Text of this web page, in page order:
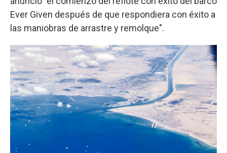
Ever Given después de que respondiera con éxito a
las maniobras de arrastre y remolque".